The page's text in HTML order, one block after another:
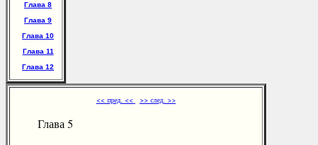
Глава 8
Глава 9
Глава 10
Глава 11
Глава 12
<< пред. << >> след. >>
Глава 5